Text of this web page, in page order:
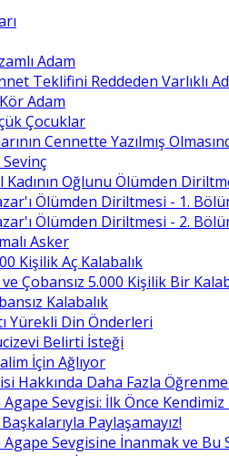
Adam
Teklifini Reddeden Varlıklı
Adam
Çocuklar
Cennette Yazılmış
Kadının Oğlunu Ölümden
Ölümden Diriltmesi - 1.
Ölümden Diriltmesi - 2.
Asker
Kişilik Aç Kalabalık
Çobansız 5.000 Kişilik Bir
Kalabalık
Yürekli Din Önderleri
Belirti İsteği
İçin Ağlıyor
Hakkında Daha Fazla
Agape Sevgisi: İlk Önce
Paylaşamayız!
Agape Sevgisine İnanmak ve Bu